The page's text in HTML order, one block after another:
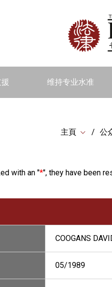
维持专业水准
主頁 公
with an "*", they have been
COOGANS
05/1989